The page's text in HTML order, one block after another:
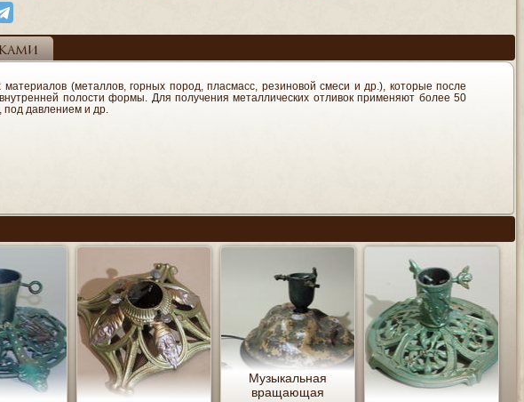
(металлов, горных пород, пласмасс, резиновой смеси и др.), которые после
полости формы. Для получения металлических отливок применяют более 50
давлением и др.
Музыкальная
вращающая